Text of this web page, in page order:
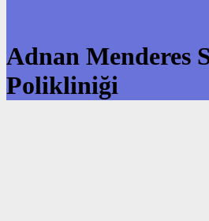
Adnan Menderes
Polikliniği